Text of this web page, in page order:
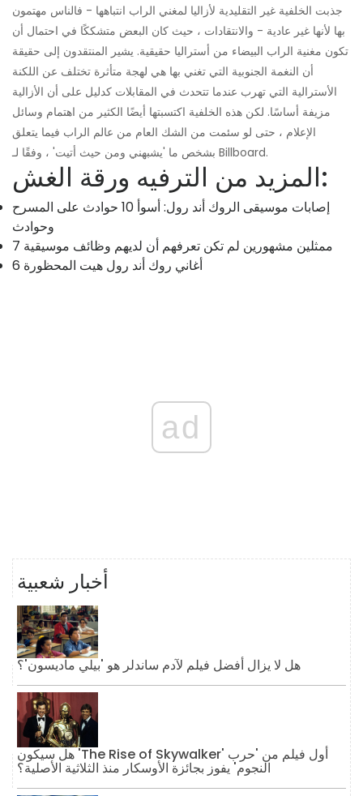
جذبت الخلفية غير التقليدية لأزاليا لمغني الراب انتباهها - فالناس مهتمون
بها لأنها غير عادية - والانتقادات ، حيث كان البعض متشككًا في احتمال أن
تكون مغنية الراب البيضاء من أستراليا حقيقية. يشير المنتقدون إلى حقيقة
أن النغمة الجنوبية التي تغني بها هي لهجة متأثرة تختلف عن اللكنة
الأسترالية التي تهرب عندما تتحدث في المقابلات كدليل على أن الأزالية
مزيفة أساسًا. لكن هذه الخلفية اكتسبتها أيضًا الكثير من اهتمام وسائل
الإعلام ، حتى لو سئمت من الشك العام من عالم الراب فيما يتعلق
بشخص ما 'يشبهني ومن حيث أتيت' ، وفقًا لـ Billboard.
المزيد من الترفيه ورقة الغش:
إصابات موسيقى الروك أند رول: أسوأ 10 حوادث على المسرح
وحوادث
7 ممثلين مشهورين لم تكن تعرفهم أن لديهم وظائف موسيقية
6 أغاني روك أند رول هيت المحظورة
ad
أخبار شعبية
هل لا يزال أفضل فيلم لآدم ساندلر هو 'بيلي ماديسون'؟
هل سيكون 'The Rise of Skywalker' أول فيلم من 'حرب
النجوم' يفوز بجائزة الأوسكار منذ الثلاثية الأصلية؟